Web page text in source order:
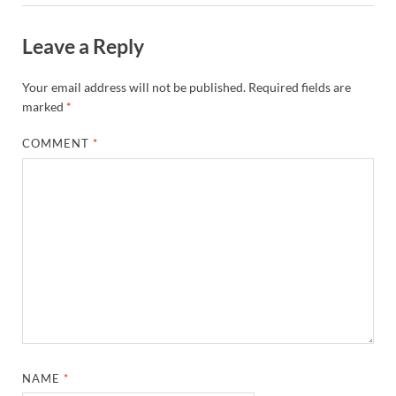
Leave a Reply
Your email address will not be published. Required fields are
marked *
COMMENT*
NAME*